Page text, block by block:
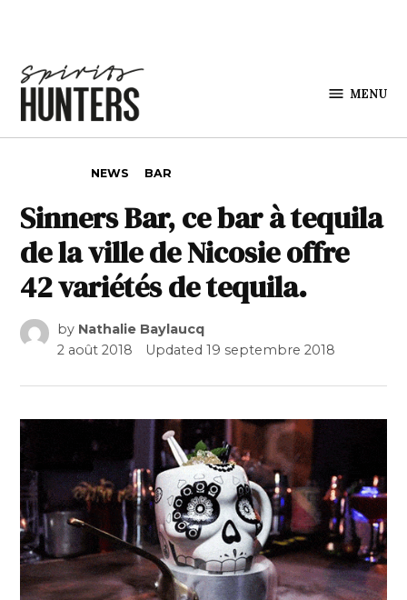
MENU
NEWS BAR
Sinners Bar, ce bar à tequila
de la ville de Nicosie offre
42 variétés de tequila.
by Nathalie Baylaucq
2 août 2018
Updated19 septembre 2018